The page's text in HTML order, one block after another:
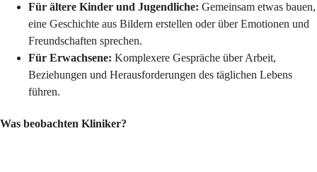
Für ältere Kinder und Jugendliche: Gemeinsam etwas bauen,
eine Geschichte aus Bildern erstellen oder über Emotionen und
Freundschaften sprechen.
Für Erwachsene: Komplexere Gespräche über Arbeit,
Beziehungen und Herausforderungen des täglichen Lebens
führen.
Was beobachten Kliniker?